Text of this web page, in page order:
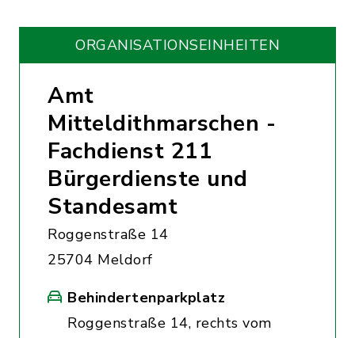
ORGANISATIONS­EINHEITEN
Amt
Mitteldithmarschen -
Fachdienst 211
Bürgerdienste und
Standesamt
Roggenstraße 14
25704 Meldorf
Behindertenparkplatz
Roggenstraße 14, rechts vom